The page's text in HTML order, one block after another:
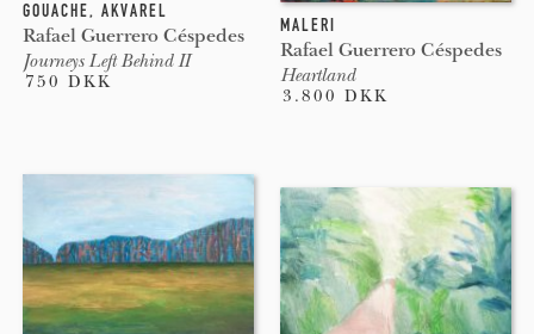
GOUACHE, AKVAREL
Rafael Guerrero Céspedes
Journeys Left Behind II
750 DKK
MALERI
Rafael Guerrero Céspedes
Heartland
3.800 DKK